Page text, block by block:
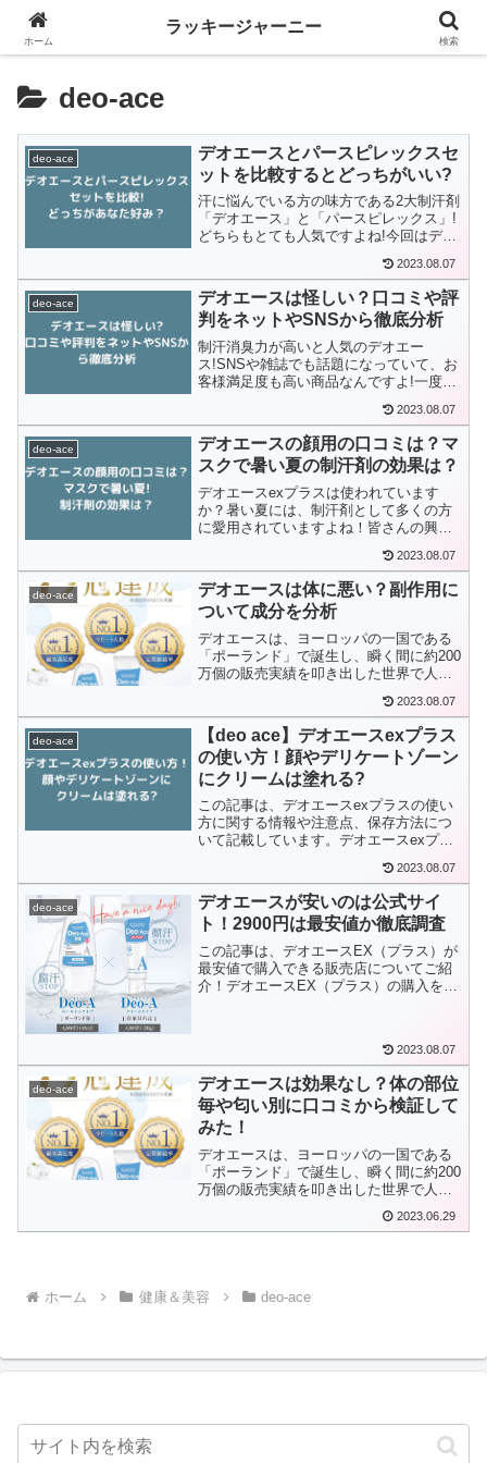
deo-ace
deo-ace
デオエースとパースピレックスセ
ットを比較するとどっちがいい?
汗に悩んでいる方の味方である2大制汗剤
「デオエース」と「パースピレックス」!
どちらもとても人気ですよね!今回はデオ
てみました!どちらを購入しようか悩んで
いる方は、ぜひ本記事を参考にしてみて
ください!
2023.08.07
deo-ace
デオエースは怪しい？口コミや評
判をネットやSNSから徹底分析
制汗消臭力が高いと人気のデオエー
ス!SNSや雑誌でも話題になっていて、お
客様満足度も高い商品なんですよ!一度、
ないでしょうか？実際に使用した方の口
コミが気になるところですよね。そこで
本記事では、デオエースの口コミを徹底
調査しました!デオエースの評判が知りた
い方はぜひ参考にしてみてください!
2023.08.07
deo-ace
デオエースの顔用の口コミは？マ
スクで暑い夏の制汗剤の効果は？
デオエースexプラスは使われています
か？暑い夏には、制汗剤として多くの方
に愛用されていますよね！皆さんの興味
オンと顔用・全身用の薬用クリームのど
ちらにありますか？本記事では、デオエ
ースexプラスの顔用の...
2023.08.07
deo-ace
デオエースは体に悪い？副作用に
ついて成分を分析
デオエースは、ヨーロッパの一国である
「ポーランド」で誕生し、瞬く間に約200
万個の販売実績を叩き出した世界で人気
トの口コミでとても注目を集めているよ
うですが、デオエースは体に悪いとか副
作用はあるの？など、...
2023.08.07
deo-ace
【deo ace】デオエースexプラス
の使い方！顔やデリケートゾーン
にクリームは塗れる?
この記事は、デオエースexプラスの使い
方に関する情報や注意点、保存方法につ
いて記載しています。デオエースexプラ
2023.08.07
deo-ace
デオエースが安いのは公式サイ
ト！2900円は最安値か徹底調査
この記事は、デオエースEX（プラス）が
最安値で購入できる販売店についてご紹
介！デオエースEX（プラス）の購入を検
2023.08.07
deo-ace
デオエースは効果なし？体の部位
毎や匂い別に口コミから検証して
みた！
デオエースは、ヨーロッパの一国である
「ポーランド」で誕生し、瞬く間に約200
万個の販売実績を叩き出した世界で人気
トの口コミでとても注目を集めているよ
2023.06.29
ホーム 健康＆美容 deo-ace
ホーム
ラッキージャーニー
検索